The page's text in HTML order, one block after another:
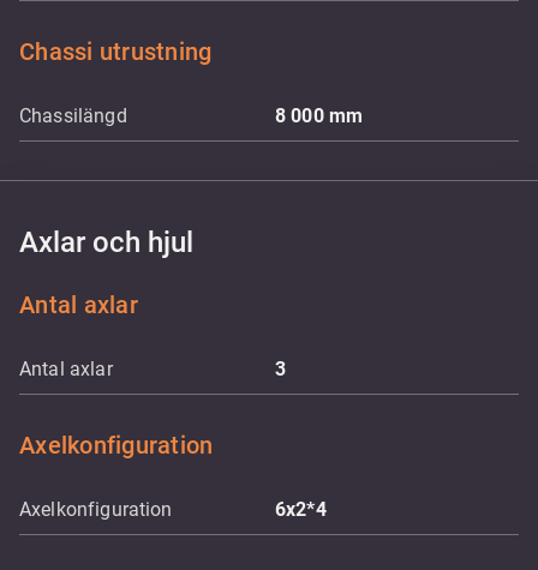
Chassi utrustning
Chassilängd 8 000 mm
Axlar och hjul
Antal axlar
Antal axlar 3
Axelkonfiguration
Axelkonfiguration 6x2*4